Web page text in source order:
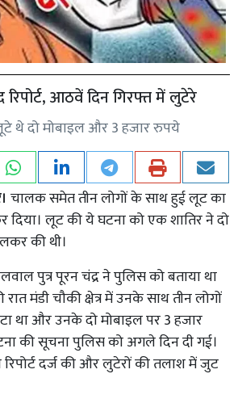
आठवें दिन गिरफ्त में लुटेरे
थे दो मोबाइल और 3 हजार रुपये
चालक समेत तीन लोगों के साथ हुई लूट का
लूट की ये घटना को एक शातिर ने दो
की थी।
पुत्र पूरन चंद्र ने पुलिस को बताया था
मंडी चौकी क्षेत्र में उनके साथ तीन लोगों
था और उनके दो मोबाइल पर 3 हजार
की सूचना पुलिस को अगले दिन दी गई।
दर्ज की और लुटेरों की तलाश में जुट